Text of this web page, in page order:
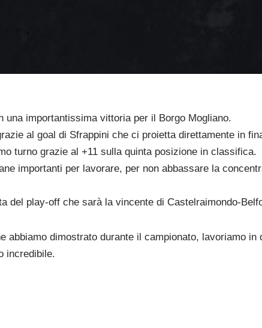
una importantissima vittoria per il Borgo Mogliano.
al goal di Sfrappini che ci proietta direttamente in
turno grazie al +11 sulla quinta posizione in classifica.
importanti per lavorare, per non abbassare la
del play-off che sarà la vincente di Castelraimondo-
abbiamo dimostrato durante il campionato, lavoriamo in
incredibile.